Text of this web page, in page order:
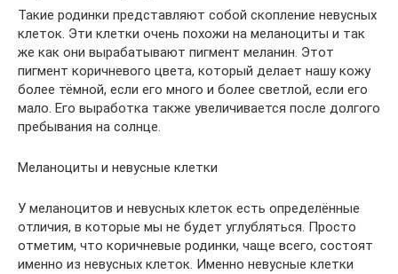
Такие родинки представляют собой скопление невусных
клеток. Эти клетки очень похожи на меланоциты и так
же как они вырабатывают пигмент меланин. Этот
пигмент коричневого цвета, который делает нашу кожу
более тёмной, если его много и более светлой, если его
мало. Его выработка также увеличивается после долгого
пребывания на солнце.
Меланоциты и невусные клетки
У меланоцитов и невусных клеток есть определённые
отличия, в которые мы не будет углубляться. Просто
отметим, что коричневые родинки, чаще всего, состоят
именно из невусных клеток. Именно невусные клетки